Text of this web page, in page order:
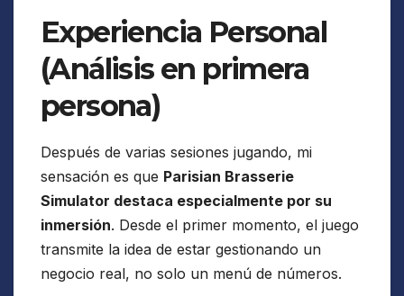
Experiencia Personal
(Análisis en primera
persona)
Después de varias sesiones jugando, mi
sensación es que Parisian Brasserie
Simulator destaca especialmente por su
inmersión. Desde el primer momento, el juego
transmite la idea de estar gestionando un
negocio real, no solo un menú de números.